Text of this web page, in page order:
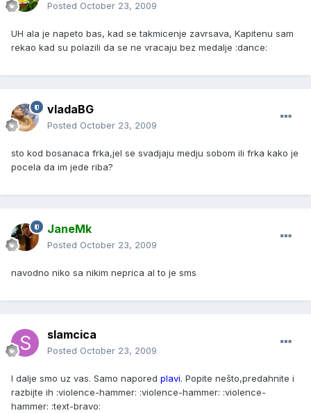
Posted October 23, 2009
UH ala je napeto bas, kad se takmicenje zavrsava, Kapitenu sam
rekao kad su polazili da se ne vracaju bez medalje :dance:
vladaBG
Posted October 23, 2009
sto kod bosanaca frka,jel se svadjaju medju sobom ili frka kako je
pocela da im jede riba?
JaneMk
Posted October 23, 2009
navodno niko sa nikim neprica al to je sms
slamcica
Posted October 23, 2009
I dalje smo uz vas. Samo napored plavi. Popite nešto,predahnite i
razbijte ih :violence-hammer: :violence-hammer: :violence-
hammer: :text-bravo: